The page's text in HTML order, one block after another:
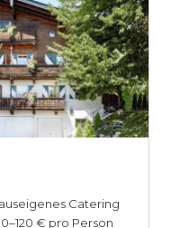
Catering
€ pro Person